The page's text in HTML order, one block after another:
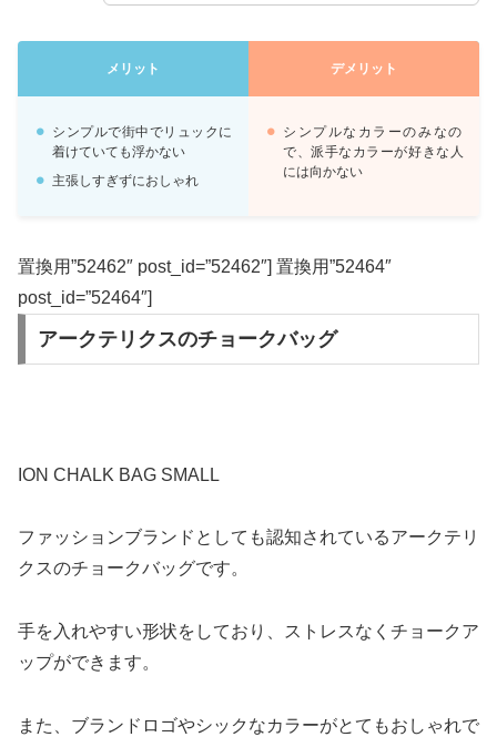
メリット デメリット
シンプルで街中でリュックに
着けていても浮かない
主張しすぎずにおしゃれ
シンプルなカラーのみなの
で、派手なカラーが好きな人
には向かない
置換用”52462″ post_id=”52462″] 置換用”52464″
post_id=”52464″]
アークテリクスのチョークバッグ
ION CHALK BAG SMALL
ファッションブランドとしても認知されているアークテリ
クスのチョークバッグです。
手を入れやすい形状をしており、ストレスなくチョークア
ップができます。
また、ブランドロゴやシックなカラーがとてもおしゃれで